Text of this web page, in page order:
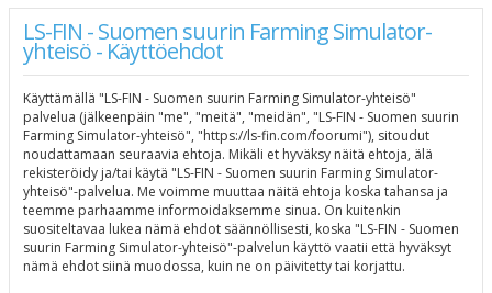
LS-FIN - Suomen suurin Farming Simulator-
yhteisö - Käyttöehdot
Käyttämällä "LS-FIN - Suomen suurin Farming Simulator-yhteisö"
palvelua (jälkeenpäin "me", "meitä", "meidän", "LS-FIN - Suomen suurin
Farming Simulator-yhteisö", "https://ls-fin.com/foorumi"), sitoudut
noudattamaan seuraavia ehtoja. Mikäli et hyväksy näitä ehtoja, älä
rekisteröidy ja/tai käytä "LS-FIN - Suomen suurin Farming Simulator-
yhteisö"-palvelua. Me voimme muuttaa näitä ehtoja koska tahansa ja
teemme parhaamme informoidaksemme sinua. On kuitenkin
suositeltavaa lukea nämä ehdot säännöllisesti, koska "LS-FIN - Suomen
suurin Farming Simulator-yhteisö"-palvelun käyttö vaatii että hyväksyt
nämä ehdot siinä muodossa, kuin ne on päivitetty tai korjattu.